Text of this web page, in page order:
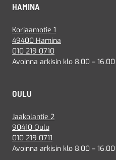
HAMINA
Korjaamotie 1
49400 Hamina
010 219 0710
Avoinna arkisin klo 8.00 – 16.00
OULU
Jaakolantie 2
90410 Oulu
010 219 0711
Avoinna arkisin klo 8.00 – 16.00